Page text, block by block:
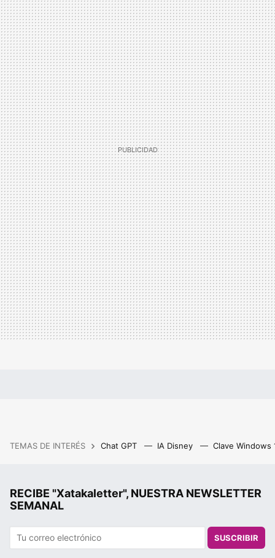
TEMAS DE INTERÉS Chat GPT IA Disney Clave Windows
RECIBE "Xatakaletter", NUESTRA NEWSLETTER
SEMANAL
SUSCRIBIR